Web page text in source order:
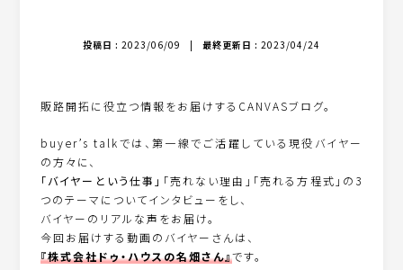
投稿日 : 2023/06/09 | 最終更新日 : 2023/04/24
販路開拓に役立つ情報をお届けするCANVASブログ。
buyer’s talkでは、第一線でご活躍している現役バイヤー
の方々に、
「バイヤーという仕事」 「売れない理由」「売れる方程式」の3
つのテーマについてインタビューをし、
バイヤーのリアルな声をお届け。
今回お届けする動画のバイヤーさんは、
『株式会社ドゥ・ハウスの名畑さん』です。